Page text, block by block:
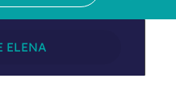
ELENA